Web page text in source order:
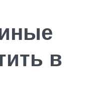
в